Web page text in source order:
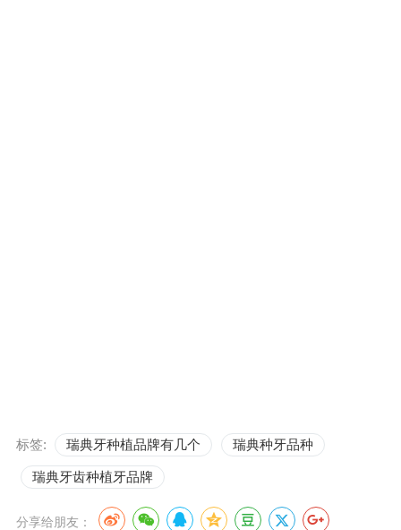
标签: 瑞典牙种植品牌有几个 瑞典种牙品种
瑞典牙齿种植牙品牌
分享给朋友：